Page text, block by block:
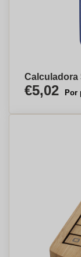
Calculadora
€5,02 Por